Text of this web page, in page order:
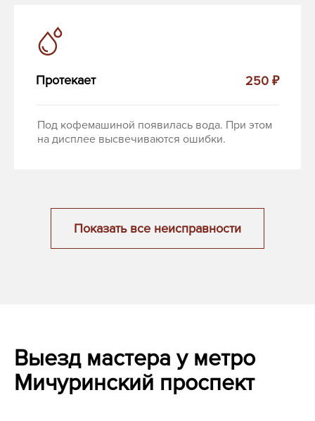
Протекает 250 ₽
Под кофемашиной появилась вода. При этом
на дисплее высвечиваются ошибки.
Показать все неисправности
Выезд мастера у метро
Мичуринский проспект